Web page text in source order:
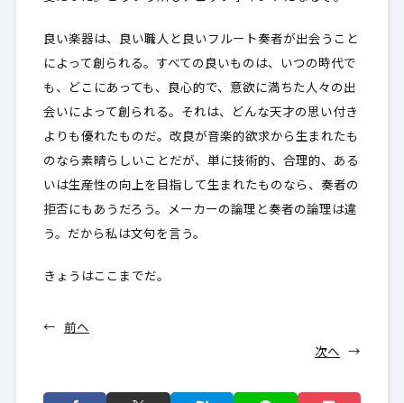
良い楽器は、良い職人と良いフルート奏者が出会うこと
によって創られる。すべての良いものは、いつの時代で
も、どこにあっても、良心的で、意欲に満ちた人々の出
会いによって創られる。それは、どんな天才の思い付き
よりも優れたものだ。改良が音楽的欲求から生まれたも
のなら素晴らしいことだが、単に技術的、合理的、ある
いは生産性の向上を目指して生まれたものなら、奏者の
拒否にもあうだろう。メーカーの論理と奏者の論理は違
う。だから私は文句を言う。
きょうはここまでだ。
← 前へ
次へ →